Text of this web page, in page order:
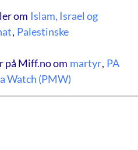
om Islam, Israel og
, Palestinske
på Miff.no om martyr, PA
Watch (PMW)